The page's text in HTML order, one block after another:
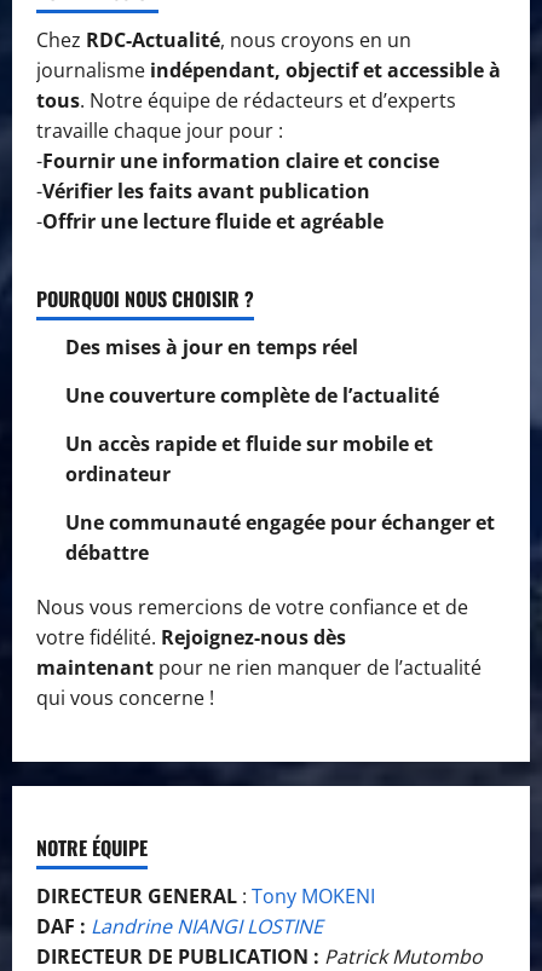
Chez RDC-Actualité, nous croyons en un
journalisme indépendant, objectif et accessible à
tous. Notre équipe de rédacteurs et d’experts
travaille chaque jour pour :
-Fournir une information claire et concise
-Vérifier les faits avant publication
-Offrir une lecture fluide et agréable
POURQUOI NOUS CHOISIR ?
Des mises à jour en temps réel
Une couverture complète de l’actualité
Un accès rapide et fluide sur mobile et
ordinateur
Une communauté engagée pour échanger et
débattre
Nous vous remercions de votre confiance et de
votre fidélité. Rejoignez-nous dès
maintenant pour ne rien manquer de l’actualité
qui vous concerne !
NOTRE ÉQUIPE
DIRECTEUR GENERAL : Tony MOKENI
DAF : Landrine NIANGI LOSTINE
DIRECTEUR DE PUBLICATION : Patrick Mutombo